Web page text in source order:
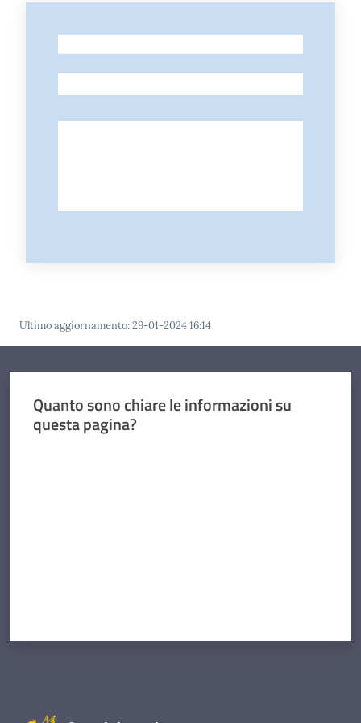
-
Ultimo aggiornamento:29-01-2024 16:14
Quanto sono chiare le informazioni su
questa pagina?